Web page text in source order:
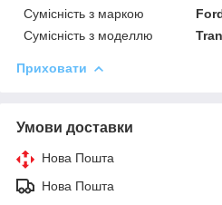
Сумісність з маркою
Сумісність з моделлю
Приховати
Умови доставки
Нова Пошта
Нова Пошта